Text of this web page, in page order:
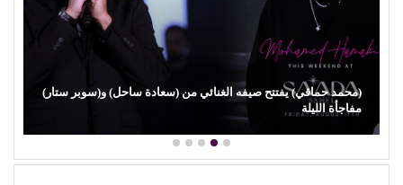
و(سوبر ستار)
عذوبة ورومانسية (عفاف راضي) في غناء (الذكريات)